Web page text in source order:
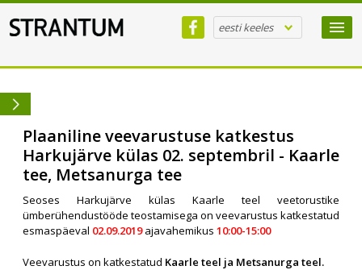
eesti keeles
Plaaniline veevarustuse katkestus
Harkujärve külas 02. septembril - Kaarle
tee, Metsanurga tee
Seoses Harkujärve külas Kaarle teel veetorustike
ümberühendustööde teostamisega on veevarustus katkestatud
esmaspäeval 02.09.2019ajavahemikus 10:00-15:00
Veevarustus on katkestatud Kaarle teel ja Metsanurga teel.